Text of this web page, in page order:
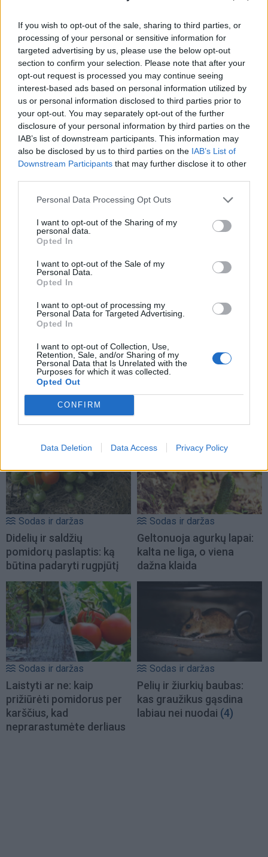
If you wish to opt-out of the sale, sharing to third parties, or
processing of your personal or sensitive information for
targeted advertising by us, please use the below opt-out
section to confirm your selection. Please note that after your
opt-out request is processed you may continue seeing
interest-based ads based on personal information utilized by
us or personal information disclosed to third parties prior to
your opt-out. You may separately opt-out of the further
disclosure of your personal information by third parties on the
IAB’s list of downstream participants. This information may
also be disclosed by us to third parties on the IAB’s List of
Downstream Participants that may further disclose it to other
Personal Data Processing Opt Outs
I want to opt-out of the Sharing of my
personal data.
Opted In
I want to opt-out of the Sale of my
Personal Data.
Opted In
I want to opt-out of processing my
Personal Data for Targeted Advertising.
Opted In
I want to opt-out of Collection, Use,
Retention, Sale, and/or Sharing of my
Personal Data that Is Unrelated with the
Purposes for which it was collected.
Opted Out
CONFIRM
Data Deletion Data Access Privacy Policy
TAIP PAT SKAITYKITE
Sekatorių geriau padėti į
šalį: ekspertai įvardijo 7
negalima genėti
Kaip užtikrinti gausų
nulems viską
Sodas ir daržas
Kodėl po lietaus sklype
kaupiasi vanduo ir ką
daryti?
Sodas ir daržas
Sodas ir daržas
Didelių ir saldžių
pomidorų paslaptis: ką
būtina padaryti rugpjūtį
Sodas ir daržas
Geltonuoja agurkų lapai:
kalta ne liga, o viena
dažna klaida
Sodas ir daržas
Laistyti ar ne: kaip
prižiūrėti pomidorus per
karščius, kad
neprarastumėte derliaus
Sodas ir daržas
Pelių ir žiurkių baubas:
kas graužikus gąsdina
labiau nei nuodai (4)